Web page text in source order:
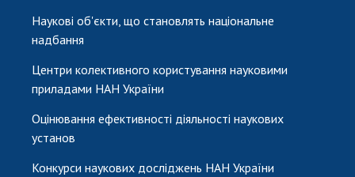
Наукові об'єкти, що становлять національне
надбання
Центри колективного користування науковими
приладами НАН України
Оцінювання ефективності діяльності наукових
установ
Конкурси наукових досліджень НАН України